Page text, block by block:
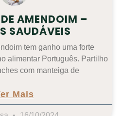
AMENDOIM –
SAUDÁVEIS
tem ganho uma forte
alimentar Português. Partilho
com manteiga de
Mais